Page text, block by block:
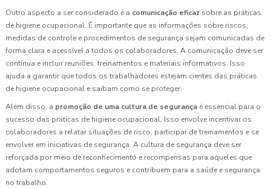
Outro aspecto a ser considerado é a comunicação eficaz sobre as práticas
de higiene ocupacional. É importante que as informações sobre riscos,
medidas de controle e procedimentos de segurança sejam comunicadas de
forma clara e acessível a todos os colaboradores. A comunicação deve ser
contínua e incluir reuniões, treinamentos e materiais informativos. Isso
ajuda a garantir que todos os trabalhadores estejam cientes das práticas
de higiene ocupacional e saibam como se proteger.
Além disso, a promoção de uma cultura de segurança é essencial para o
sucesso das práticas de higiene ocupacional. Isso envolve incentivar os
colaboradores a relatar situações de risco, participar de treinamentos e se
envolver em iniciativas de segurança. A cultura de segurança deve ser
reforçada por meio de reconhecimento e recompensas para aqueles que
adotam comportamentos seguros e contribuem para a saúde e segurança
no trabalho.